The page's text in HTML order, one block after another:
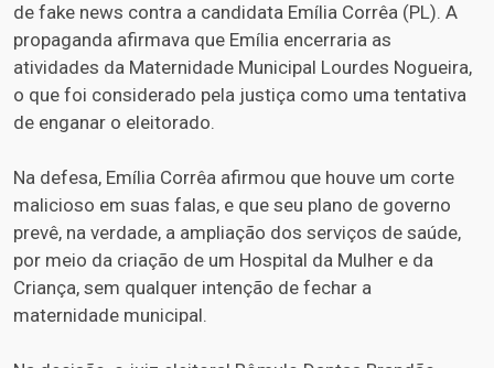
de fake news contra a candidata Emília Corrêa (PL). A
propaganda afirmava que Emília encerraria as
atividades da Maternidade Municipal Lourdes Nogueira,
o que foi considerado pela justiça como uma tentativa
de enganar o eleitorado.
Na defesa, Emília Corrêa afirmou que houve um corte
malicioso em suas falas, e que seu plano de governo
prevê, na verdade, a ampliação dos serviços de saúde,
por meio da criação de um Hospital da Mulher e da
Criança, sem qualquer intenção de fechar a
maternidade municipal.